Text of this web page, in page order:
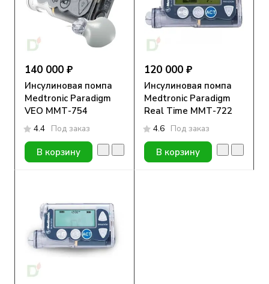
140 000 ₽
Инсулиновая помпа
Medtronic Paradigm
VEO ММТ-754
4.4 Под заказ
В корзину
120 000 ₽
Инсулиновая помпа
Medtronic Paradigm
Real Time ММТ-722
4.6 Под заказ
В корзину